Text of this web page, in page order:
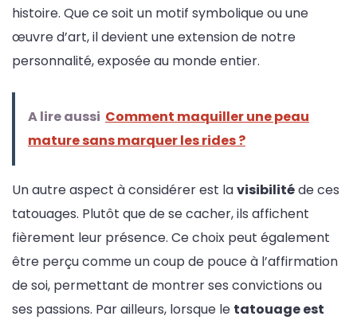
histoire. Que ce soit un motif symbolique ou une
œuvre d’art, il devient une extension de notre
personnalité, exposée au monde entier.
A lire aussi Comment maquiller une peau
mature sans marquer les rides ?
Un autre aspect à considérer est lavisibilitéde ces
tatouages. Plutôt que de se cacher, ils affichent
fièrement leur présence. Ce choix peut également
être perçu comme un coup de pouce à l’affirmation
de soi, permettant de montrer ses convictions ou
ses passions. Par ailleurs, lorsque le tatouage est